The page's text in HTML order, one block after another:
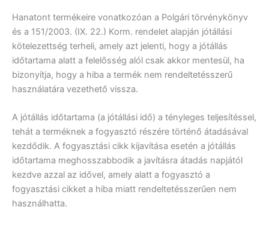
Hanatont termékeire vonatkozóan a Polgári törvénykönyv
és a 151/2003. (IX. 22.) Korm. rendelet alapján jótállási
kötelezettség terheli, amely azt jelenti, hogy a jótállás
időtartama alatt a felelősség alól csak akkor mentesül, ha
bizonyítja, hogy a hiba a termék nem rendeltetésszerű
használatára vezethető vissza.
A jótállás időtartama (a jótállási idő) a tényleges teljesítéssel,
tehát a terméknek a fogyasztó részére történő átadásával
kezdődik. A fogyasztási cikk kijavítása esetén a jótállás
időtartama meghosszabbodik a javításra átadás napjától
kezdve azzal az idővel, amely alatt a fogyasztó a
fogyasztási cikket a hiba miatt rendeltetésszerűen nem
használhatta.